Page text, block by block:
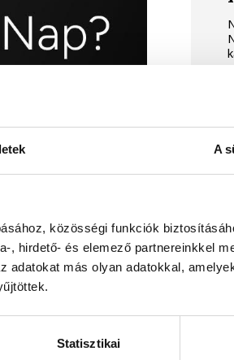
A
közösségi funkciók
, hirdető- és elemező partnereinkkel
adatokat más olyan adatokkal,
Statisztikai